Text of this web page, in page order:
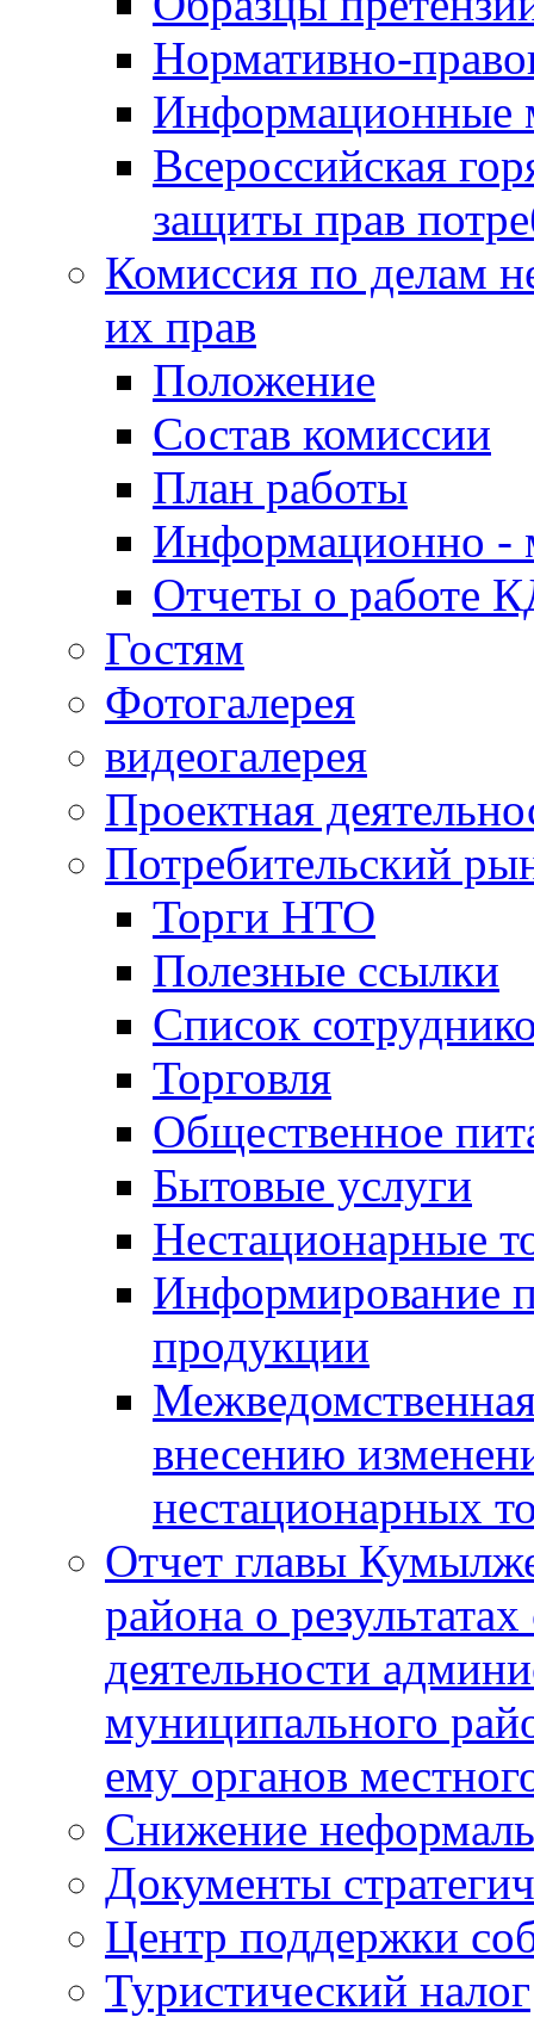
Нормативно-
Информационные
Всероссийская
защиты прав
Комиссия по делам
их прав
Положение
Состав комиссии
План работы
Информационно -
Отчеты о работе
Гостям
Фотогалерея
видеогалерея
Проектная
Потребительский
Торги НТО
Полезные ссылки
Список
Торговля
Общественное
Бытовые услуги
Нестационарные
Информирование
продукции
внесению
нестационарных
Отчет главы
района о
деятельности
муниципального
ему органов
Снижение
Документы
Центр поддержки
Туристический налог